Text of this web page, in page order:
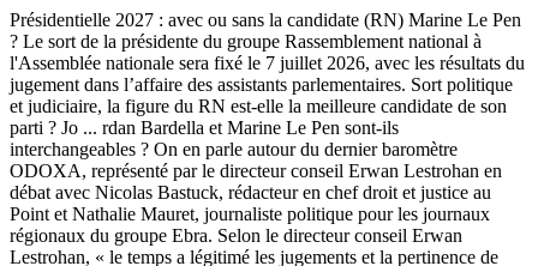
Présidentielle 2027 : avec ou sans la candidate (RN) Marine Le Pen
? Le sort de la présidente du groupe Rassemblement national à
l'Assemblée nationale sera fixé le 7 juillet 2026, avec les résultats du
jugement dans l’affaire des assistants parlementaires. Sort politique
et judiciaire, la figure du RN est-elle la meilleure candidate de son
parti ? Jo ... rdan Bardella et Marine Le Pen sont-ils
interchangeables ? On en parle autour du dernier baromètre
ODOXA, représenté par le directeur conseil Erwan Lestrohan en
débat avec Nicolas Bastuck, rédacteur en chef droit et justice au
Point et Nathalie Mauret, journaliste politique pour les journaux
régionaux du groupe Ebra. Selon le directeur conseil Erwan
Lestrohan, « le temps a légitimé les jugements et la pertinence de